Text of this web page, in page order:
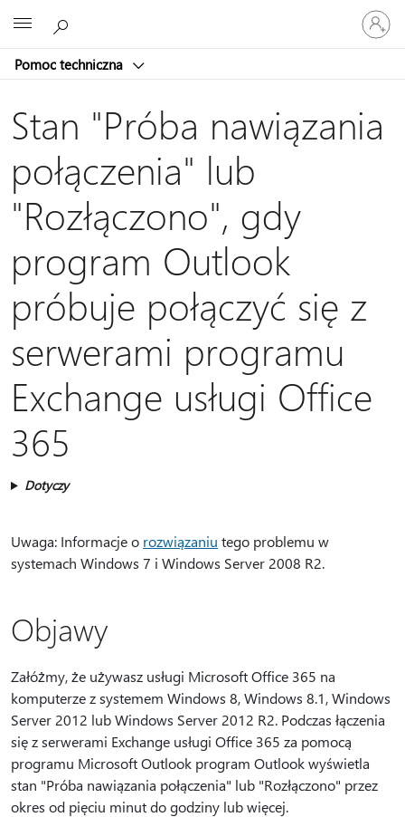
Pomoc techniczna
Zaloguj
się
do
konta
Stan "Próba nawiązania
połączenia" lub
"Rozłączono", gdy
program Outlook
próbuje połączyć się z
serwerami programu
Exchange usługi Office
365
Dotyczy
Uwaga: Informacje o rozwiązaniu tego problemu w
systemach Windows 7 i Windows Server 2008 R2.
Objawy
Załóżmy, że używasz usługi Microsoft Office 365 na
komputerze z systemem Windows 8, Windows 8.1, Windows
Server 2012 lub Windows Server 2012 R2. Podczas łączenia
się z serwerami Exchange usługi Office 365 za pomocą
programu Microsoft Outlook program Outlook wyświetla
stan "Próba nawiązania połączenia" lub "Rozłączono" przez
okres od pięciu minut do godziny lub więcej.